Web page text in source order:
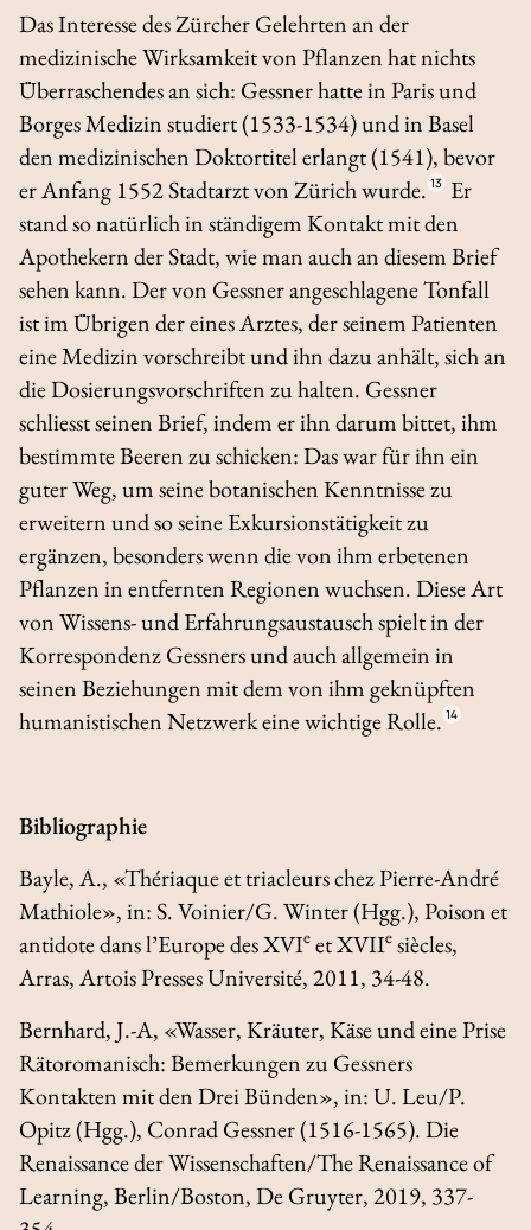
Das Interesse des Zürcher Gelehrten an der
medizinische Wirksamkeit von Pflanzen hat nichts
Überraschendes an sich: Gessner hatte in Paris und
Borges Medizin studiert (1533-1534) und in Basel
den medizinischen Doktortitel erlangt (1541), bevor
er Anfang 1552 Stadtarzt von Zürich wurde. 13
Er
stand so natürlich in ständigem Kontakt mit den
Apothekern der Stadt, wie man auch an diesem Brief
sehen kann. Der von Gessner angeschlagene Tonfall
ist im Übrigen der eines Arztes, der seinem Patienten
eine Medizin vorschreibt und ihn dazu anhält, sich an
die Dosierungsvorschriften zu halten. Gessner
schliesst seinen Brief, indem er ihn darum bittet, ihm
bestimmte Beeren zu schicken: Das war für ihn ein
guter Weg, um seine botanischen Kenntnisse zu
erweitern und so seine Exkursionstätigkeit zu
ergänzen, besonders wenn die von ihm erbetenen
Pflanzen in entfernten Regionen wuchsen. Diese Art
von Wissens- und Erfahrungsaustausch spielt in der
Korrespondenz Gessners und auch allgemein in
seinen Beziehungen mit dem von ihm geknüpften
humanistischen Netzwerk eine wichtige Rolle. 14
Bibliographie
Bayle, A., «Thériaque et triacleurs chez Pierre-André
Mathiole», in: S. Voinier/G. Winter (Hgg.),Poison et
antidote dans l’Europe des XVIe et XVIIe siècles,
Arras, Artois Presses Université, 2011, 34-48.
Bernhard, J.-A, «Wasser, Kräuter, Käse und eine Prise
Rätoromanisch: Bemerkungen zu Gessners
Kontakten mit den Drei Bünden», in: U. Leu/P.
Opitz (Hgg.), Conrad Gessner (1516-1565).Die
Renaissance der Wissenschaften/The Renaissance of
Learning, Berlin/Boston, De Gruyter, 2019, 337-